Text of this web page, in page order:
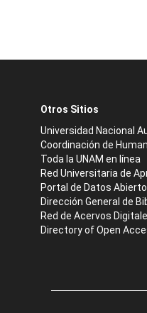
Otros Sitios
Universidad Nacional
Coordinación de
Toda la UNAM en línea
Red Universitaria de
Portal de Datos
Dirección General de
Red de Acervos
Directory of Open